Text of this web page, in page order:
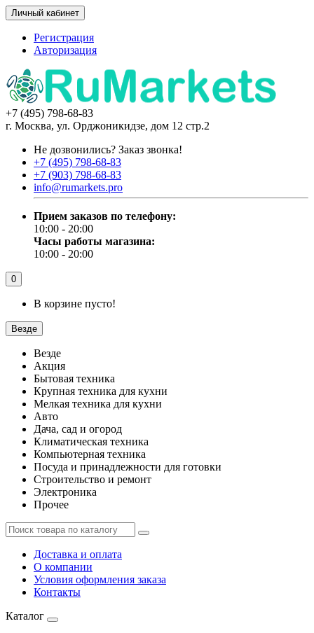
Личный кабинет
Регистрация
Авторизация
+7 (495) 798-68-83
г. Москва, ул. Орджоникидзе, дом 12 стр.2
Не дозвонились? Заказ звонка!
+7 (495) 798-68-83
+7 (903) 798-68-83
info@rumarkets.pro
Прием заказов по телефону:
10:00 - 20:00
Часы работы магазина:
10:00 - 20:00
0
В корзине пусто!
Везде
Везде
Акция
Бытовая техника
Крупная техника для кухни
Мелкая техника для кухни
Авто
Дача, сад и огород
Климатическая техника
Компьютерная техника
Посуда и принадлежности для готовки
Строительство и ремонт
Электроника
Прочее
Доставка и оплата
О компании
Условия оформления заказа
Контакты
Каталог